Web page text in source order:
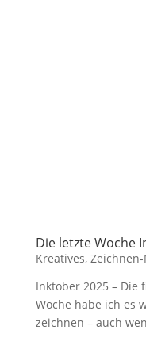
Die letzte Woche
Kreatives,
Inktober 2025 – Die
Woche habe ich es
zeichnen – auch